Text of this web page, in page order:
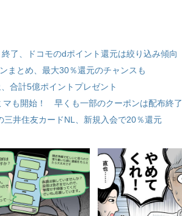
了、ドコモのdポイント還元は絞り込み傾向
まとめ、最大30％還元のチャンスも
合計5億ポイントプレゼント
マも開始！ 早くも一部のクーポンは配布終了
井住友カードNL、新規入会で20％還元